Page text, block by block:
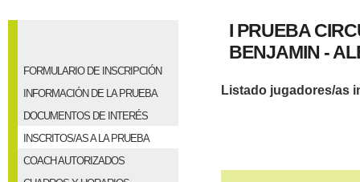
FORMULARIO DE INSCRIPCIÓN
INFORMACIÓN DE LA PRUEBA
DOCUMENTOS DE INTERÉS
INSCRITOS/AS A LA PRUEBA
COACH AUTORIZADOS
I PRUEBA
BENJAMIN -
Listado jugadores/as